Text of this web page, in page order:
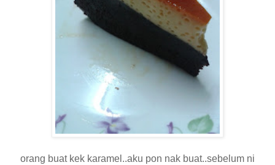
orang buat kek karamel..aku pon nak buat..sebelum ni